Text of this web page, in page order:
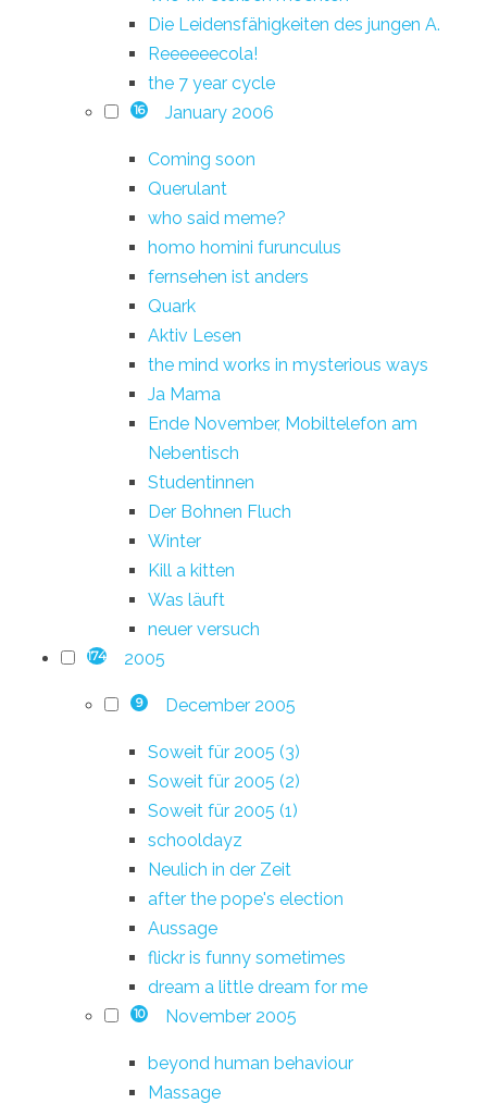
Die Leidensfähigkeiten des jungen A.
Reeeeeecola!
the 7 year cycle
16 January 2006
Coming soon
Querulant
who said meme?
homo homini furunculus
fernsehen ist anders
Quark
Aktiv Lesen
the mind works in mysterious ways
Ja Mama
Ende November, Mobiltelefon am
Nebentisch
Studentinnen
Der Bohnen Fluch
Winter
Kill a kitten
Was läuft
neuer versuch
174 2005
9 December 2005
Soweit für 2005 (3)
Soweit für 2005 (2)
Soweit für 2005 (1)
schooldayz
Neulich in der Zeit
after the pope's election
Aussage
flickr is funny sometimes
dream a little dream for me
10 November 2005
beyond human behaviour
Massage